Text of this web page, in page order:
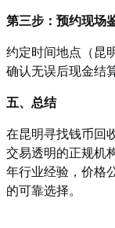
第三步：预约现场
约定时间地点（昆
确认无误后现金结
五、总结
在昆明寻找钱币回
交易透明的正规机
年行业经验，价格
的可靠选择。